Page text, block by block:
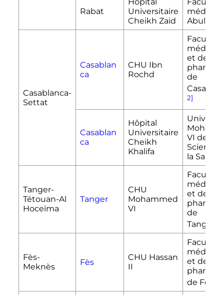
Rabat
Hôpital
Universitaire
Cheikh Zaid
Faculté
Abulcasis
Casablanca-
Settat
Casablan
ca
CHU Ibn
Rochd
Faculté
et de
de
2]
Casablan
ca
Hôpital
Universitaire
Cheikh
Khalifa
VI des
la Santé
Tanger-
Tétouan-Al
Hoceïma
Tanger
CHU
Mohammed
VI
Faculté
et de
de
Tanger
Fès-
Meknès
Fès
CHU Hassan
II
Faculté
et de
de Fès